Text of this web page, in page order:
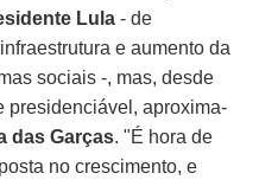
Lula - de
e aumento da
sociais -, mas, desde
presidenciável, aproxima-
das Garças. "É hora de
no crescimento, e